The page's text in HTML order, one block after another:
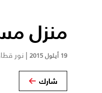
منزل
19 أيلول 2015 | نور
شارك